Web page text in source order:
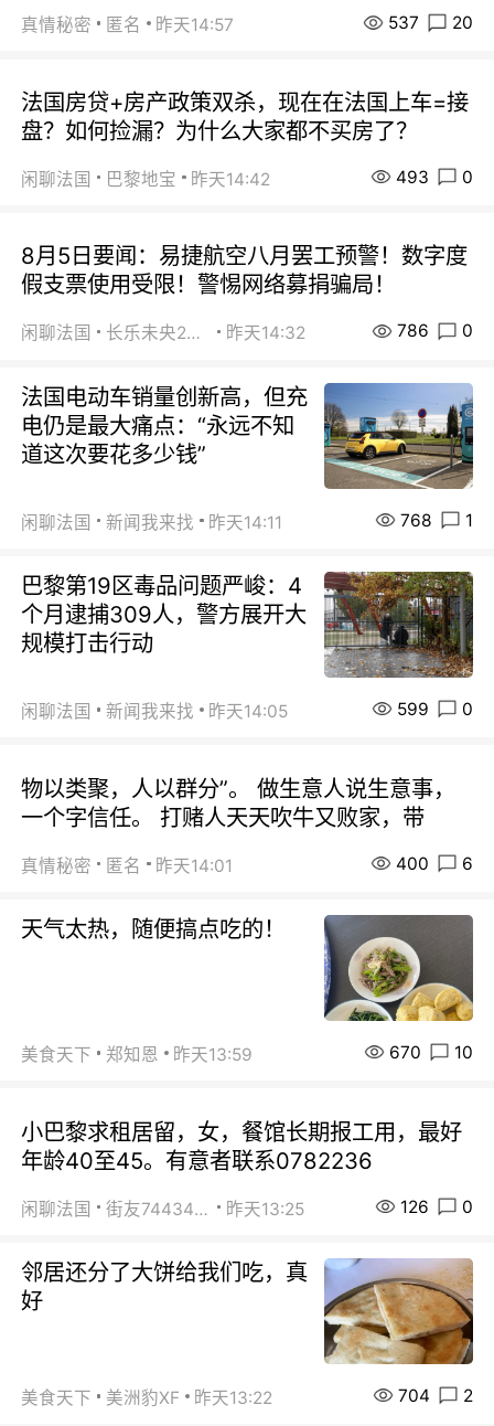
真情秘密 匿名 昨天14:57 537 20
法国房贷+房产政策双杀，现在在法国上车=接
盘？如何捡漏？为什么大家都不买房了？
闲聊法国 巴黎地宝 昨天14:42 493 0
8月5日要闻：易捷航空八月罢工预警！数字度
假支票使用受限！警惕网络募捐骗局！
闲聊法国 长乐未央2015 昨天14:32 786 0
法国电动车销量创新高，但充
电仍是最大痛点：“永远不知
道这次要花多少钱”
闲聊法国 新闻我来找 昨天14:11 768 1
巴黎第19区毒品问题严峻：4
个月逮捕309人，警方展开大
规模打击行动
闲聊法国 新闻我来找 昨天14:05 599 0
物以类聚，人以群分”。 做生意人说生意事，
一个字信任。 打赌人天天吹牛又败家，带
真情秘密 匿名 昨天14:01 400 6
天气太热，随便搞点吃的！
美食天下 郑知恩 昨天13:59 670 10
小巴黎求租居留，女，餐馆长期报工用，最好
年龄40至45。有意者联系0782236
闲聊法国 街友74434350 昨天13:25 126 0
邻居还分了大饼给我们吃，真
好
美食天下 美洲豹XF 昨天13:22 704 2